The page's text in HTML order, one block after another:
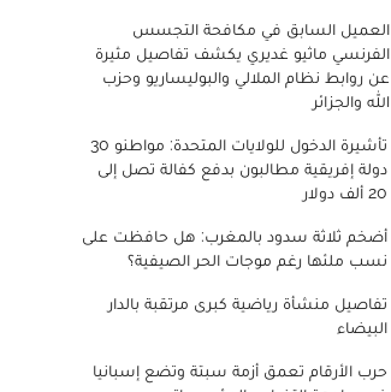
العميل السابق في مكافحة التجسس
الفرنسي ماثيو غديري يكشف تفاصيل مثيرة
عن روابط نظام الملالي والبوليساريو وحزب
الله والجزائر
تأشيرة الدخول للولايات المتحدة: مواطنو 30
دولة إفريقية مطالبون بدفع كفالة تصل إلى
20 ألف دولار
أضخم ثلاثة سدود بالمغرب: هل حافظت على
نسب ملئها رغم موجات الحر الصيفية؟
تفاصيل منشأة رياضية كبرى مرتقبة بالدار
البيضاء
حرب الأرقام تعمق أزمة سبتة وتضع إسبانيا